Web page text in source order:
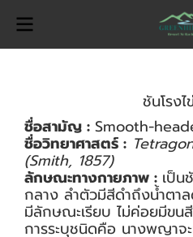
ชันโรง
ชื่อสามัญ : Smooth-
ชื่อวิทยาศาสตร์ :
(Smith, 1857)
ลักษณะทางกายภาพ : เป็น
กลาง ลำตัวมีสีดำถึงน้ำตา
มีลักษณะเรียบ ไม่ค่อยมีขน
การระบุชนิดคือ นางพญาจ